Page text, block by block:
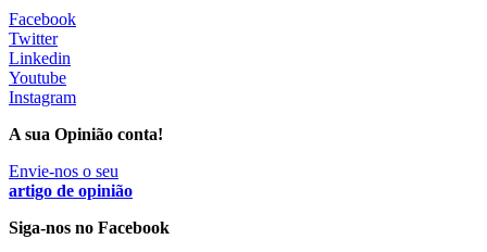
MAIS NOTÍCIAS
Quase 11.900 jovens recorreram aos cheques psicólogo e
nutricionista no primeiro mês
7 Ago, 2026|0 Comments
ULS de Coimbra estreia cirurgia endoscópica do ouvido com
apoio robótico em Portugal
Facebook
Twitter
Linkedin
Youtube
Instagram
A sua Opinião conta!
Envie-nos o seu
artigo de opinião
Siga-nos no Facebook